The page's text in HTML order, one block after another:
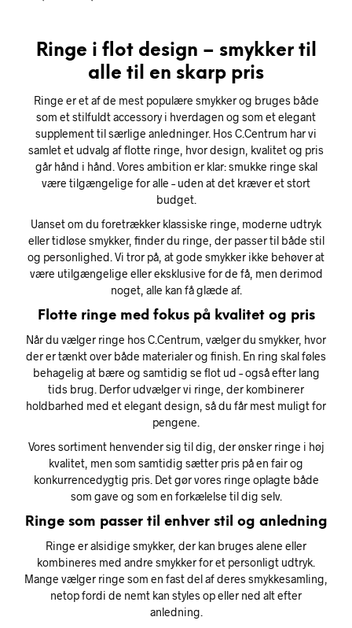
Ringe i flot design – smykker til
alle til en skarp pris
Ringe er et af de mest populære smykker og bruges både
som et stilfuldt accessory i hverdagen og som et elegant
supplement til særlige anledninger. Hos C.Centrum har vi
samlet et udvalg af flotte ringe, hvor design, kvalitet og pris
går hånd i hånd. Vores ambition er klar: smukke ringe skal
være tilgængelige for alle – uden at det kræver et stort
budget.
Uanset om du foretrækker klassiske ringe, moderne udtryk
eller tidløse smykker, finder du ringe, der passer til både stil
og personlighed. Vi tror på, at gode smykker ikke behøver at
være utilgængelige eller eksklusive for de få, men derimod
noget, alle kan få glæde af.
Flotte ringe med fokus på kvalitet og pris
Når du vælger ringe hos C.Centrum, vælger du smykker, hvor
der er tænkt over både materialer og finish. En ring skal føles
behagelig at bære og samtidig se flot ud – også efter lang
tids brug. Derfor udvælger vi ringe, der kombinerer
holdbarhed med et elegant design, så du får mest muligt for
pengene.
Vores sortiment henvender sig til dig, der ønsker ringe i høj
kvalitet, men som samtidig sætter pris på en fair og
konkurrencedygtig pris. Det gør vores ringe oplagte både
som gave og som en forkælelse til dig selv.
Ringe som passer til enhver stil og anledning
Ringe er alsidige smykker, der kan bruges alene eller
kombineres med andre smykker for et personligt udtryk.
Mange vælger ringe som en fast del af deres smykkesamling,
netop fordi de nemt kan styles op eller ned alt efter
anledning.